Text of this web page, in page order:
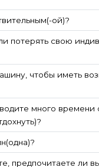
ой)?
потерять свою
чтобы иметь
много
предпочитаете ли